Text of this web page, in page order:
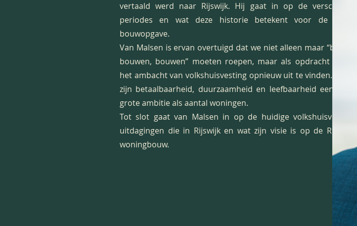
vertaald werd naar Rijswijk. Hij gaat in op de verschillende
periodes en wat deze historie betekent voor de huidige
bouwopgave.
Van Malsen is ervan overtuigd dat we niet alleen maar “bouwen,
bouwen, bouwen” moeten roepen, maar als opdracht hebben
het ambacht van volkshuisvesting opnieuw uit te vinden. Daarbij
zijn betaalbaarheid, duurzaamheid en leefbaarheid een net zo
grote ambitie als aantal woningen.
Tot slot gaat van Malsen in op de huidige volkshuisvestelijke
uitdagingen die in Rijswijk en wat zijn visie is op de Rijswijkse
woningbouw.